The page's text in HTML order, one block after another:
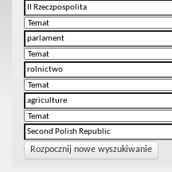
Rozpocznij nowe wyszukiwanie